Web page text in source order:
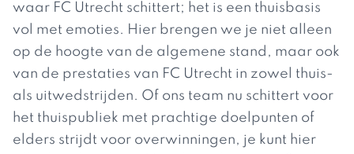
waar FC Utrecht schittert; het is een thuisbasis
vol met emoties. Hier brengen we je niet alleen
op de hoogte van de algemene stand, maar ook
van de prestaties van FC Utrecht in zowel thuis-
als uitwedstrijden. Of ons team nu schittert voor
het thuispubliek met prachtige doelpunten of
elders strijdt voor overwinningen, je kunt hier